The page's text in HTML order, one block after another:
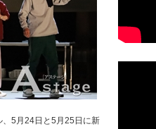
5月24日と5月25日に新